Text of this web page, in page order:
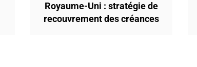
Royaume-Uni : stratégie de
recouvrement des créances